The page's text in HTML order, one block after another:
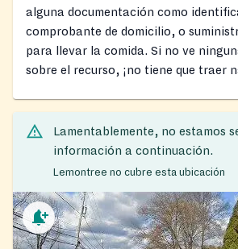
alguna documentación como
comprobante de domicilio, o
para llevar la comida. Si no ve
sobre el recurso, ¡no tiene que traer
Lamentablemente, no estamos
información a continuación.
Lemontree no cubre esta ubicación